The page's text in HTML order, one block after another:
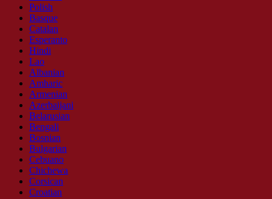
Polish
Basque
Catalan
Esperanto
Hindi
Lao
Albanian
Amharic
Armenian
Azerbaijani
Belarusian
Bengali
Bosnian
Bulgarian
Cebuano
Chichewa
Corsican
Croatian